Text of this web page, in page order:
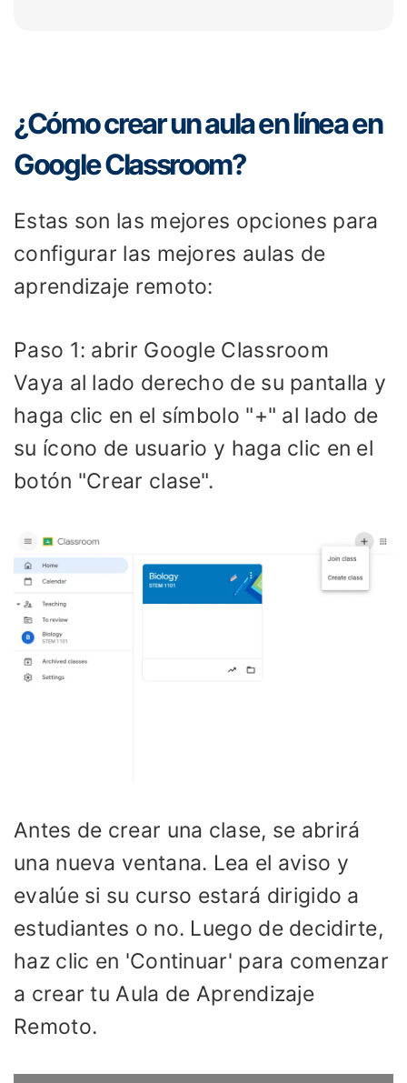
¿Cómo crear un aula en línea en
Google Classroom?
Estas son las mejores opciones para
configurar las mejores aulas de
aprendizaje remoto:
Paso 1: abrir Google Classroom
Vaya al lado derecho de su pantalla y
haga clic en el símbolo "+" al lado de
su ícono de usuario y haga clic en el
botón "Crear clase".
Antes de crear una clase, se abrirá
una nueva ventana. Lea el aviso y
evalúe si su curso estará dirigido a
estudiantes o no. Luego de decidirte,
haz clic en 'Continuar' para comenzar
a crear tu Aula de Aprendizaje
Remoto.